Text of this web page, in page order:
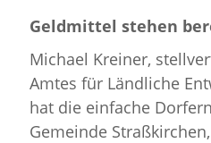
Geldmittel stehen
Michael Kreiner,
Amtes für Ländliche
hat die einfache
Gemeinde